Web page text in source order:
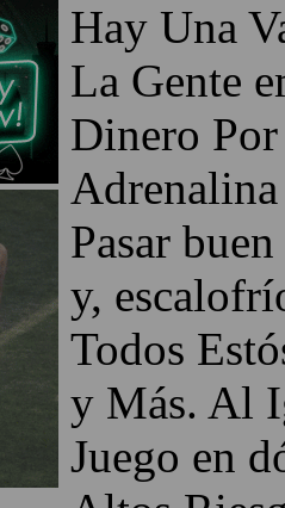
Hay Una
La Gente
Dinero
Pasar
y,
Todos
y Más. Al
Juego en